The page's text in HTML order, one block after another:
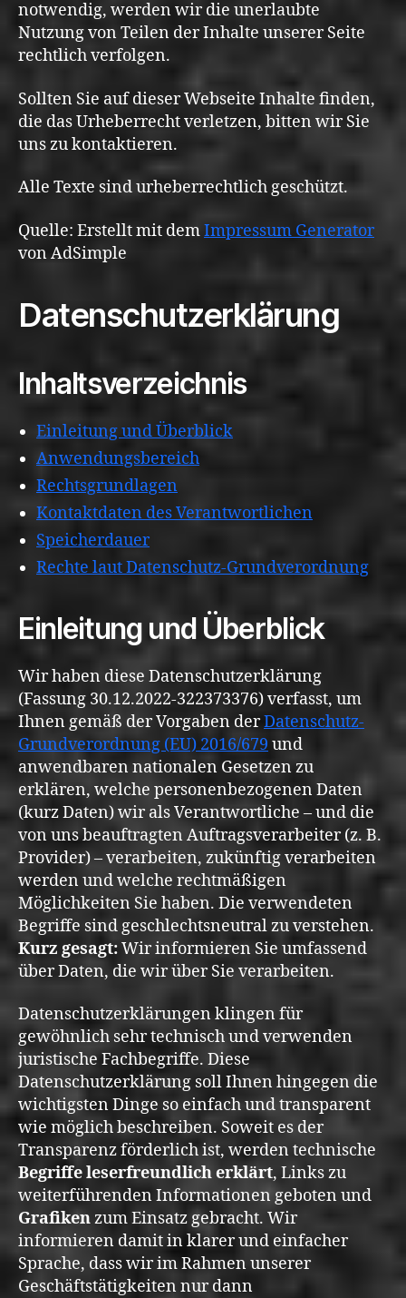
notwendig, werden wir die unerlaubte
Nutzung von Teilen der Inhalte unserer Seite
rechtlich verfolgen.
Sollten Sie auf dieser Webseite Inhalte finden,
die das Urheberrecht verletzen, bitten wir Sie
uns zu kontaktieren.
Alle Texte sind urheberrechtlich geschützt.
Quelle: Erstellt mit demImpressum Generator
von AdSimple
Datenschutzerklärung
Inhaltsverzeichnis
Einleitung und Überblick
Anwendungsbereich
Rechtsgrundlagen
Kontaktdaten des Verantwortlichen
Speicherdauer
Rechte laut Datenschutz-Grundverordnung
Einleitung und Überblick
Wir haben diese Datenschutzerklärung
(Fassung 30.12.2022-322373376) verfasst, um
Ihnen gemäß der Vorgaben derDatenschutz-
Grundverordnung (EU) 2016/679 und
anwendbaren nationalen Gesetzen zu
erklären, welche personenbezogenen Daten
(kurz Daten) wir als Verantwortliche – und die
von uns beauftragten Auftragsverarbeiter (z. B.
Provider) – verarbeiten, zukünftig verarbeiten
werden und welche rechtmäßigen
Möglichkeiten Sie haben. Die verwendeten
Begriffe sind geschlechtsneutral zu verstehen.
Kurz gesagt:Wir informieren Sie umfassend
über Daten, die wir über Sie verarbeiten.
Datenschutzerklärungen klingen für
gewöhnlich sehr technisch und verwenden
juristische Fachbegriffe. Diese
Datenschutzerklärung soll Ihnen hingegen die
wichtigsten Dinge so einfach und transparent
wie möglich beschreiben. Soweit es der
Transparenz förderlich ist, werden technische
Begriffe leserfreundlich erklärt, Links zu
weiterführenden Informationen geboten und
Grafikenzum Einsatz gebracht. Wir
informieren damit in klarer und einfacher
Sprache, dass wir im Rahmen unserer
Geschäftstätigkeiten nur dann